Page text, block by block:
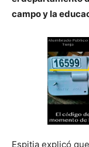
campo y la
Espitia explicó